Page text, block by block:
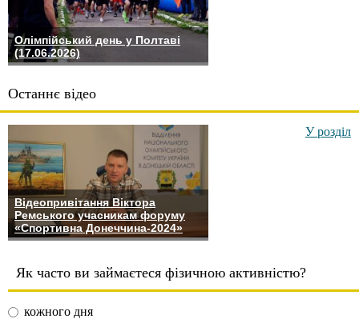
Олімпійський день у Полтаві
(17.06.2026)
Останнє відео
Відеопривітання Віктора
Ремського учасникам форуму
«Спортивна Донеччина-2024»
У розділ
Як часто ви займаєтеся фізичною активністю?
кожного дня